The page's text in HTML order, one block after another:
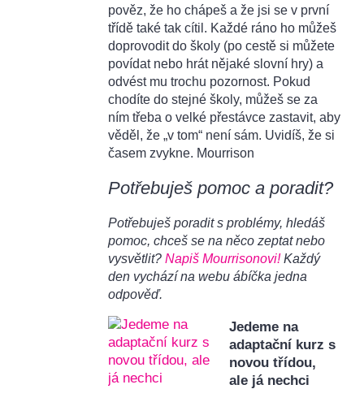
pověz, že ho chápeš a že jsi se v první
třídě také tak cítil. Každé ráno ho můžeš
doprovodit do školy (po cestě si můžete
povídat nebo hrát nějaké slovní hry) a
odvést mu trochu pozornost. Pokud
chodíte do stejné školy, můžeš se za
ním třeba o velké přestávce zastavit, aby
věděl, že „v tom“ není sám. Uvidíš, že si
časem zvykne. Mourrison
Potřebuješ pomoc a poradit?
Potřebuješ poradit s problémy, hledáš
pomoc, chceš se na něco zeptat nebo
vysvětlit? Napiš Mourrisonovi!Každý
den vychází na webu ábíčka jedna
odpověď.
Jedeme na
adaptační kurz s
novou třídou,
ale já nechci